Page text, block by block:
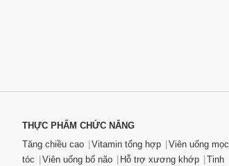
THỰC PHẨM CHỨC NĂNG
Tăng chiều cao
Vitamin tổng hợp
Viên uống mọc
tóc
Viên uống bổ não Hỗ trợ xương khớp
Tinh